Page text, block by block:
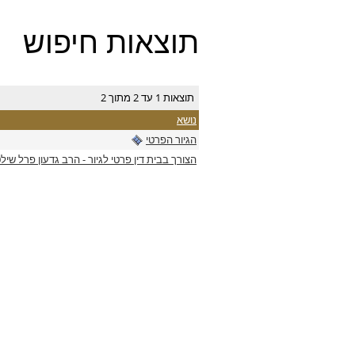
תוצאות חיפוש
תוצאות 1 עד 2 מתוך 2
נושא
הגיור הפרטי
הצורך בבית דין פרטי לגיור - הרב גדעון פרל